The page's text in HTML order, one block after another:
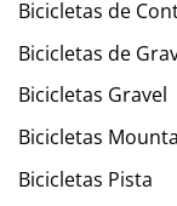
Bicicletas de
Bicicletas de
Bicicletas Gravel
Bicicletas
Bicicletas Pista